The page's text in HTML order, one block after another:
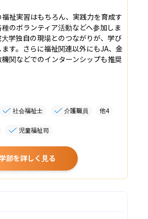
祉実習はもちろん、実践力を育成す
のボランティア活動などへ参加しま
学独自の現場とのつながりが、学び
す。さらに福祉関連以外にもJA、金
関などでのインターンシップも推奨
社会福祉士 介護職員 他4
児童福祉司
部を詳しく見る